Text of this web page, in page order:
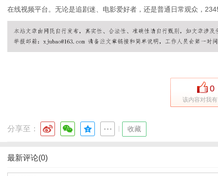
在线视频平台。无论是追剧迷、电影爱好者，还是普通日常观众，
0
该内容对我
分享至： 收藏
最新评论(0)